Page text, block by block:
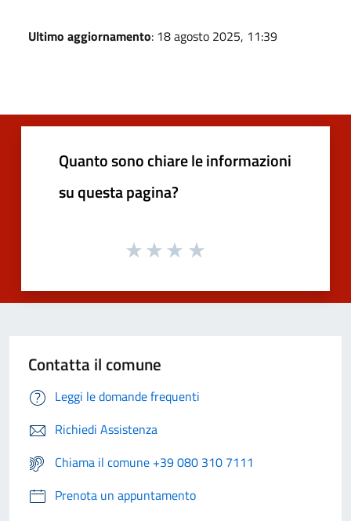
Ultimo aggiornamento: 18 agosto 2025, 11:39
Quanto sono chiare le informazioni
su questa pagina?
Contatta il comune
Leggi le domande frequenti
Richiedi Assistenza
Chiama il comune +39 080 310 7111
Prenota un appuntamento